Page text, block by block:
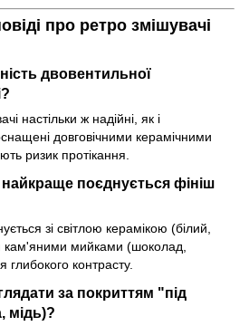
про ретро змішувачі
двовентильної
настільки ж надійні, як і
довговічними керамічними
ризик протікання.
поєднується фініш
зі світлою керамікою (білий,
кам'яними мийками (шоколад,
глибокого контрасту.
за покриттям "під
мідь)?